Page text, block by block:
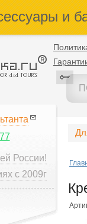
и
России!
с 2009г